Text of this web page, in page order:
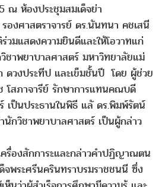
ณ ห้องประชุมสมเด็จย่า
องศาสตราจารย์ ดร.นันทนา คชเสนี
วมแสดงความยินดีและให้โอวาทแก่
าพยาบาลศาสตร์ มหาวิทยาลัยแม่
ดวงประทีป และเข็มชั้นปี โดย ผู้ช่วย
โสภาจารีย์ รักษาการแทนคณบดี
เป็นประธานในพิธี แลั ดร.พิมพ์รัตน์
วิชาพยาบาลศาสตร์ เป็นผู้กล่าว
รื่องสักการะและกล่าวคำปฏิญาณตน
จพระศรีนครินทราบรมราชชนนี ซึ่ง